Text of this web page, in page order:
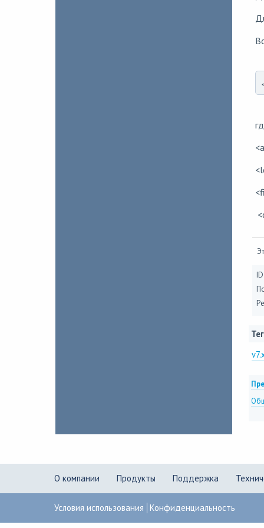
О компании Продукты Поддержка
Условия использования Конфиденциальность